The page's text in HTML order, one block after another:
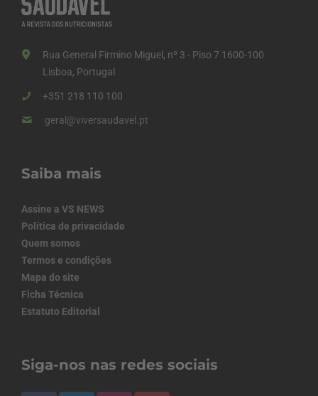
Rua General Firmino Miguel, nº 3 - Piso 7 1600-100
Lisboa, Portugal
+351 218 110 100
geral@viversaudavel.pt
Saiba mais
Assine a VS NEWS
Política de privacidade
Quem somos
Termos e condições
Mapa do site
Ficha Técnica
Estatuto Editorial
Siga-nos nas redes sociais